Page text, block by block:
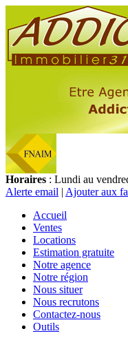
Horaires : Lundi au
Alerte email | Ajouter aux
Accueil
Ventes
Locations
Estimation gratuite
Notre agence
Notre région
Nous situer
Nous recrutons
Contactez-nous
Outils